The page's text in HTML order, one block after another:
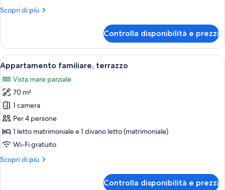
letto,
mare
Scopri di più
Altri
2
camere
da
letto,
terrazzo,
vista
mare
Controlla disponibilità e prezzi
Apri
tutte
le
foto
per
Appartamento
familiare,
terrazzo
Camera d'albergo con due letti,
6
Appartamento familiare, terrazzo
Vista mare parziale
70 m²
1 camera
Per 4 persone
1 letto matrimoniale e 1 divano letto (matrimoniale)
Wi-Fi gratuito
Scopri di più
Altri
Controlla disponibilità e prezzi